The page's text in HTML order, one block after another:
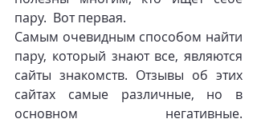
пару.  Вот первая.
Самым очевидным способом найти
пару, который знают все, являются
сайты знакомств. Отзывы об этих
сайтах самые различные, но в
основном негативные.